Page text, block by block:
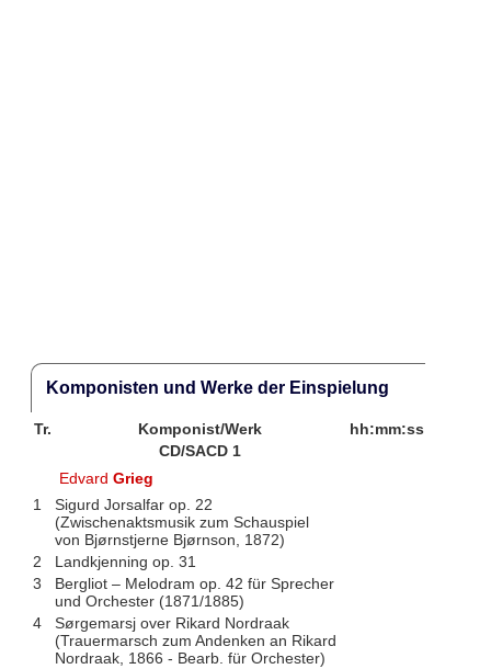
Komponisten und Werke der Einspielung
Tr. Komponist/Werk
hh:mm:ss
CD/SACD 1
EdvardGrieg
1
Sigurd Jorsalfar op. 22
(Zwischenaktsmusik zum Schauspiel
von Bjørnstjerne Bjørnson, 1872)
2
Landkjenning op. 31
3
Bergliot – Melodram op. 42 für Sprecher
und Orchester (1871/1885)
4
Sørgemarsj over Rikard Nordraak
(Trauermarsch zum Andenken an Rikard
Nordraak, 1866 - Bearb. für Orchester)